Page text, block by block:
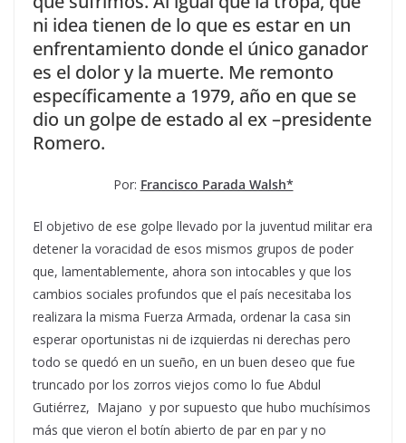
ni idea tienen de lo que es estar en un
enfrentamiento donde el único ganador
es el dolor y la muerte. Me remonto
específicamente a 1979, año en que se
dio un golpe de estado al ex –presidente
Romero.
Por: Francisco Parada Walsh*
El objetivo de ese golpe llevado por la juventud militar era
detener la voracidad de esos mismos grupos de poder
que, lamentablemente, ahora son intocables y que los
cambios sociales profundos que el país necesitaba los
realizara la misma Fuerza Armada, ordenar la casa sin
esperar oportunistas ni de izquierdas ni derechas pero
todo se quedó en un sueño, en un buen deseo que fue
truncado por los zorros viejos como lo fue Abdul
Gutiérrez, Majano y por supuesto que hubo muchísimos
más que vieron el botín abierto de par en par y no